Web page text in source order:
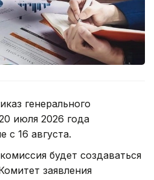
генерального
июля 2026 года
с 16 августа.
будет создаваться
заявления